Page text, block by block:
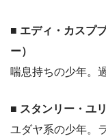
■ エディ・カスプ
ー）
喘息持ちの少年。
■ スタンリー・ユ
ユダヤ系の少年。